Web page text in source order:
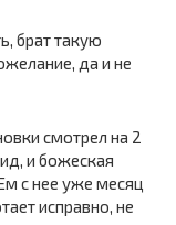
брат такую
да и не
смотрел на 2
и божеская
с нее уже месяц
исправно, не